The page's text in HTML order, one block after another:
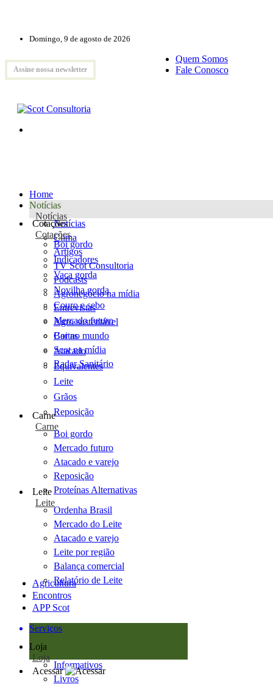
Domingo, 9 de agosto de 2026
Assine nossa newsletter
Quem Somos
Fale Conosco
Home
Notícias
Notícias
Notícias
Clima
Artigos
TV Scot Consultoria
Podcasts
Agronegócio na mídia
Entrevistas
Agro sustentável
Cartas
Scot na mídia
Radar Sanitário
Cotações
Cotações
Boi gordo
Indicadores
Vaca gorda
Novilha gorda
Couro e sebo
Mercado futuro
Boi no mundo
Atacado
Equivalentes
Leite
Grãos
Reposição
Carne
Carne
Boi gordo
Mercado futuro
Atacado e varejo
Reposição
Proteínas Alternativas
Leite
Leite
Ordenha Brasil
Mercado do Leite
Atacado e varejo
Leite por região
Balança comercial
Relatório de Leite
Agricultura
Encontros
APP Scot
Serviços
Loja
Loja
Informativos
Livros
Acessar